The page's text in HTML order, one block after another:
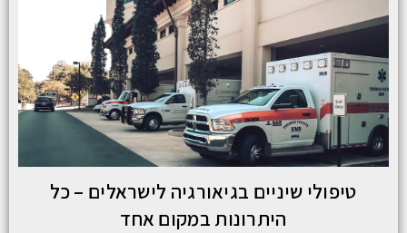
טיפולי שיניים בגיאורגיה לישראלים – כל
היתרונות במקום אחד